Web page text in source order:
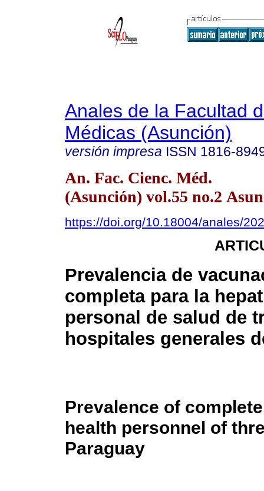
Anales de la Facultad
Médicas (Asunción)
versión impresa ISSN 1816-
An. Fac. Cienc. Méd.
(Asunción) vol.55 no.2
https://doi.org/10.18004/anales/
Prevalencia de
completa para la
personal de salud de
hospitales generales
Prevalence of
health personnel of
Paraguay